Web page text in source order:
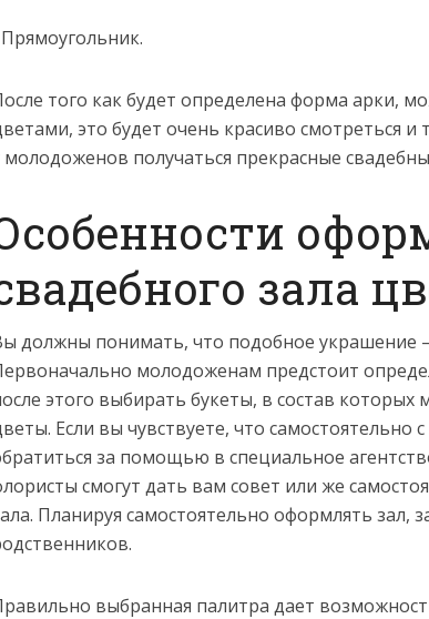
Прямоугольник.
того как будет определена форма арки,
это будет очень красиво смотреться
молодоженов получаться прекрасные
зала
должны понимать, что подобное украшение
молодоженам предстоит
этого выбирать букеты, в состав
Если вы чувствуете, что самостоятельно
за помощью в специальное
смогут дать вам совет или же
Планируя самостоятельно оформлять зал,
выбранная палитра дает